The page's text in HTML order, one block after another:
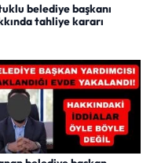
belediye başkanı
tahliye kararı